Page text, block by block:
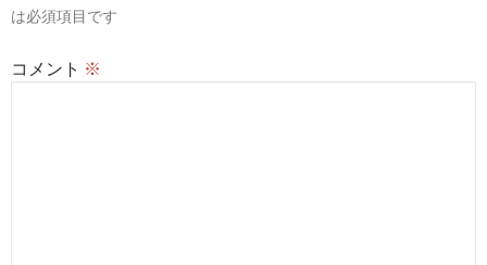
は必須項目です
コメント ※